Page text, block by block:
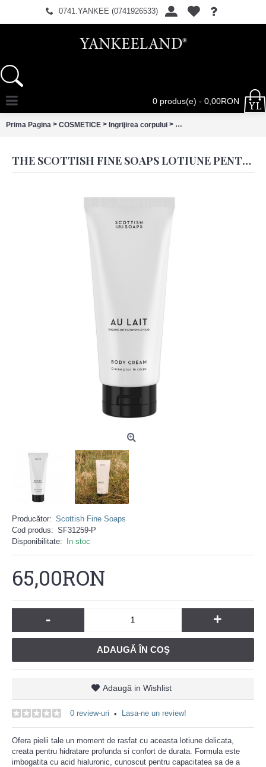
0741.YANKEE (0741926533)
0 produs(e) - 0,00RON
Prima Pagina > COSMETICE > Ingrijirea corpului > The Scottish Fine Soaps
THE SCOTTISH FINE SOAPS LOTIUNE PENTRU CORP AU LAIT 200ML
Producător: Scottish Fine Soaps
Cod produs: SF31259-P
Disponibilitate:
In stoc
65,00RON
- +
ADAUGĂ ÎN COŞ
Adaugă in Wishlist
0 review-uri • Lasa-ne un review!
Ofera pielii tale un moment de rasfat cu aceasta lotiune delicata,
creata pentru hidratare profunda si confort de durata. Formula este
imbogatita cu acid hialuronic, cunoscut pentru capacitatea sa de a